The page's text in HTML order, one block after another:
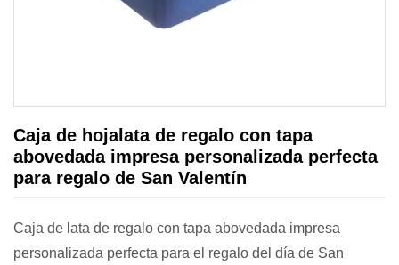
Caja de hojalata de regalo con tapa
abovedada impresa personalizada perfecta
para regalo de San Valentín
Caja de lata de regalo con tapa abovedada impresa
personalizada perfecta para el regalo del día de San